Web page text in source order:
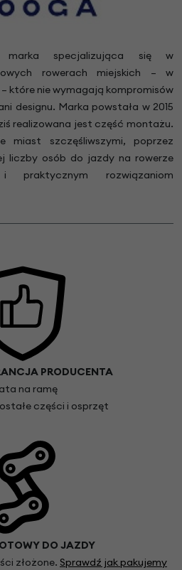
specjalizująca się w
rowerach miejskich – w
które nie wymagają kompromisów
designu. Marka powstała w 2015
realizowana jest część montażu.
miast szczęśliwszymi, poprzez
liczby osób do jazdy na rowerze
praktycznym rozwiązaniom
PRODUCENTA
na ramę
części i osprzęt
DO JAZDY
złożone. Sprawdź jak pakujemy